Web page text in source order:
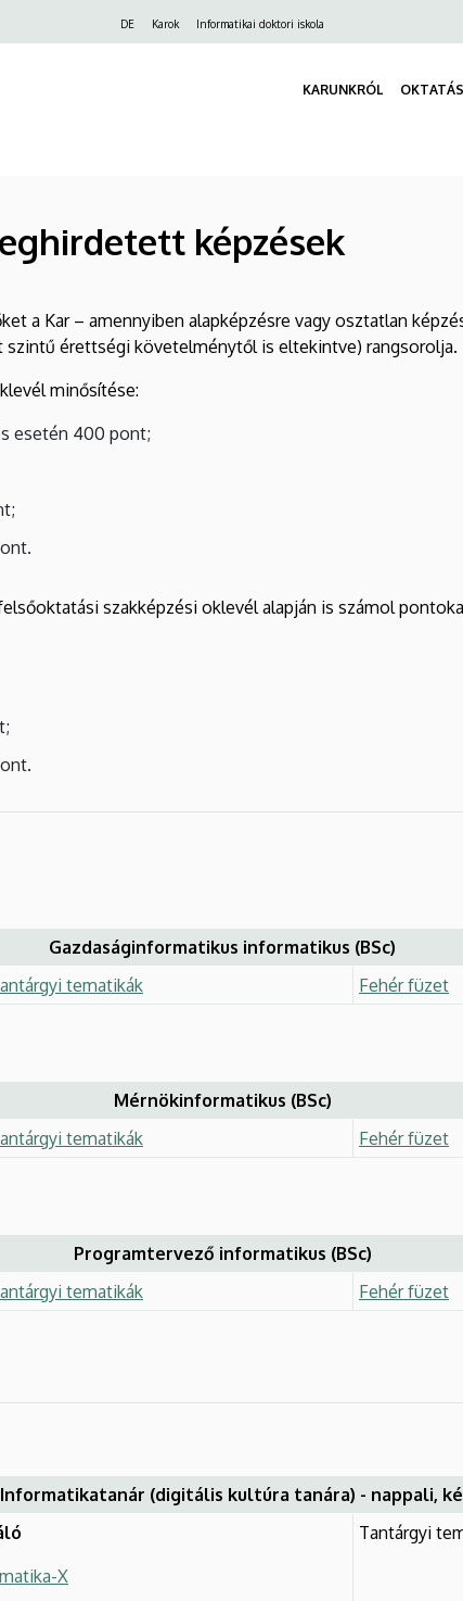
DE Karok Informatikai doktori iskola
KARUNKRÓL OKTATÁS
képzések
a Kar – amennyiben alapképzésre vagy osztatlan
érettségi követelménytől is eltekintve) rangsorolja.
minősítése:
esetén 400 pont;
szakképzési oklevél alapján is számol
Gazdaságinformatikus informatikus (BSc)
tematikák Fehér füzet
Mérnökinformatikus (BSc)
tematikák Fehér füzet
Programtervező informatikus (BSc)
tematikák Fehér füzet
Informatikatanár (digitális kultúra tanára) - nappali,
X
Tantárgyi